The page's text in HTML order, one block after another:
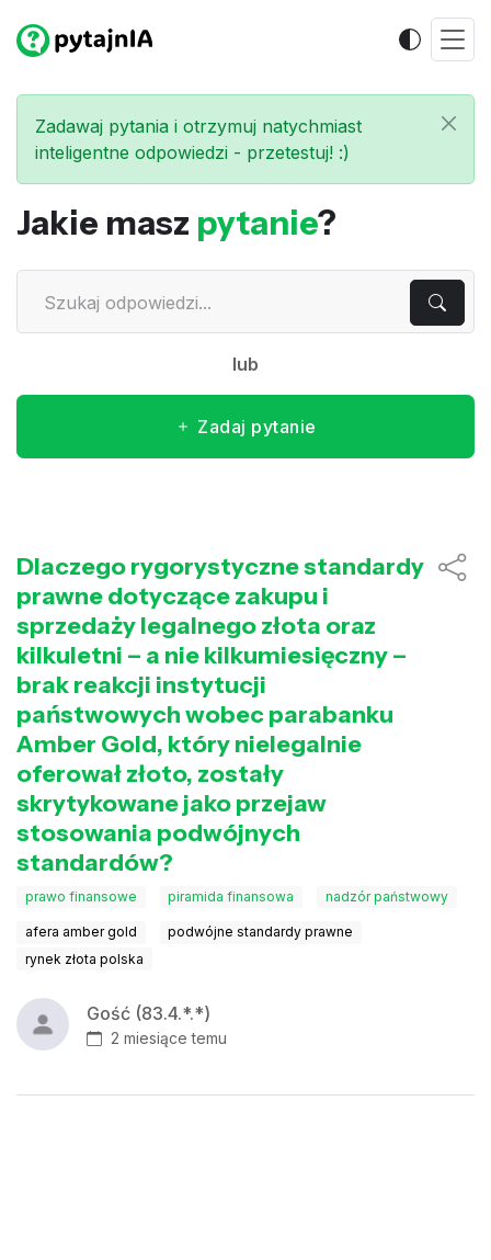
Zadawaj pytania i otrzymuj natychmiast
inteligentne odpowiedzi - przetestuj! :)
Jakie masz pytanie?
lub
Zadaj pytanie
Dlaczego rygorystyczne standardy
prawne dotyczące zakupu i
sprzedaży legalnego złota oraz
kilkuletni – a nie kilkumiesięczny –
brak reakcji instytucji
państwowych wobec parabanku
Amber Gold, który nielegalnie
oferował złoto, zostały
skrytykowane jako przejaw
stosowania podwójnych
standardów?
prawo finansowe piramida finansowa nadzór państwowy
afera amber gold
podwójne standardy prawne
rynek złota polska
Gość (83.4.*.*)
2 miesiące temu